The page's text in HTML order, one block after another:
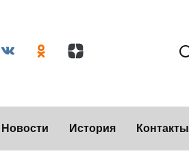
Новости История Контакты